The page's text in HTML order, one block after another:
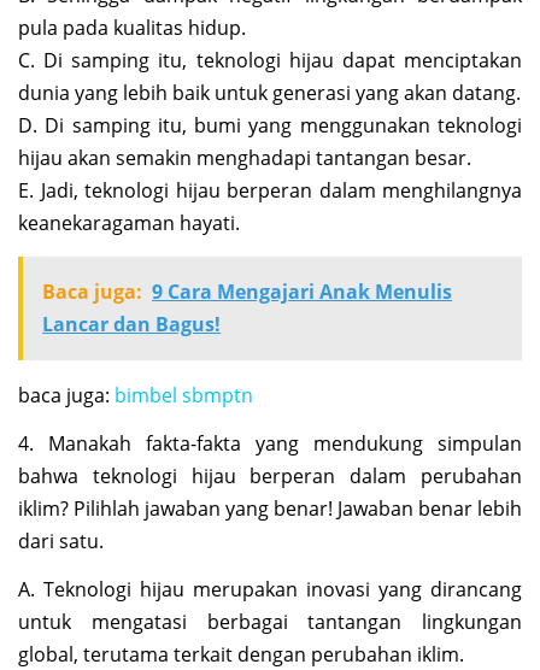
pula pada kualitas hidup.
C. Di samping itu, teknologi hijau dapat menciptakan
dunia yang lebih baik untuk generasi yang akan datang.
D. Di samping itu, bumi yang menggunakan teknologi
hijau akan semakin menghadapi tantangan besar.
E. Jadi, teknologi hijau berperan dalam menghilangnya
keanekaragaman hayati.
Baca juga: 9 Cara Mengajari Anak Menulis
Lancar dan Bagus!
baca juga: bimbel sbmptn
4. Manakah fakta-fakta yang mendukung simpulan
bahwa teknologi hijau berperan dalam perubahan
iklim? Pilihlah jawaban yang benar! Jawaban benar lebih
dari satu.
A. Teknologi hijau merupakan inovasi yang dirancang
untuk mengatasi berbagai tantangan lingkungan
global, terutama terkait dengan perubahan iklim.